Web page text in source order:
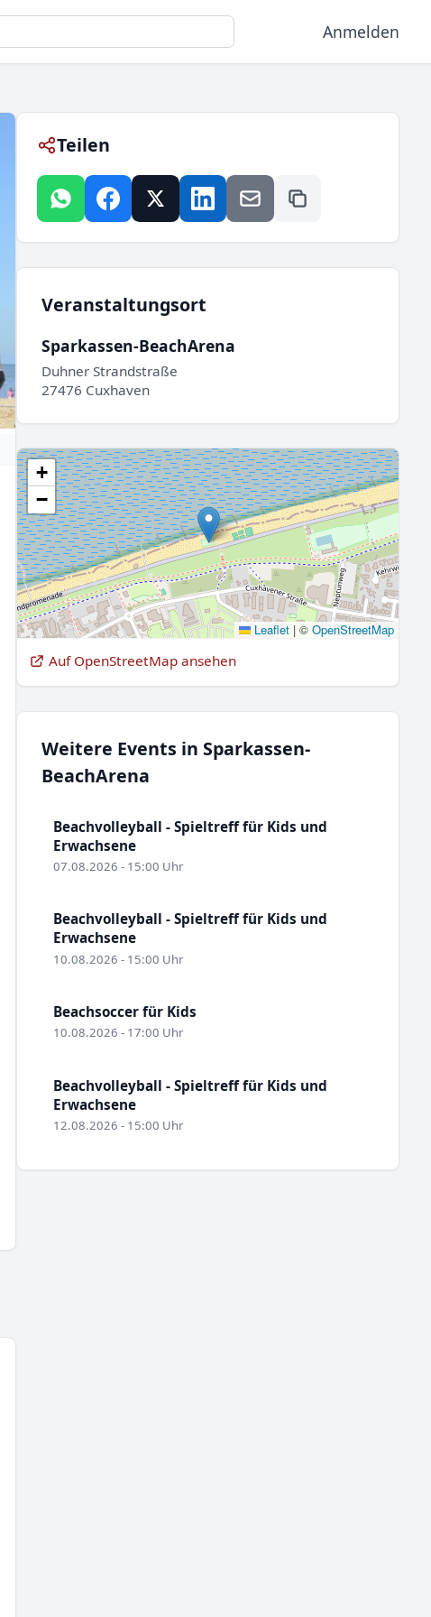
Anmelden
Teilen
Veranstaltungsort
Sparkassen-BeachArena
Duhner Strandstraße
27476 Cuxhaven
+
−
Leaflet |© OpenStreetMap
Auf OpenStreetMap ansehen
Weitere Events in Sparkassen-
BeachArena
Beachvolleyball - Spieltreff für Kids und
Erwachsene
07.08.2026 - 15:00 Uhr
Beachvolleyball - Spieltreff für Kids und
Erwachsene
10.08.2026 - 15:00 Uhr
Beachsoccer für Kids
10.08.2026 - 17:00 Uhr
Beachvolleyball - Spieltreff für Kids und
Erwachsene
12.08.2026 - 15:00 Uhr